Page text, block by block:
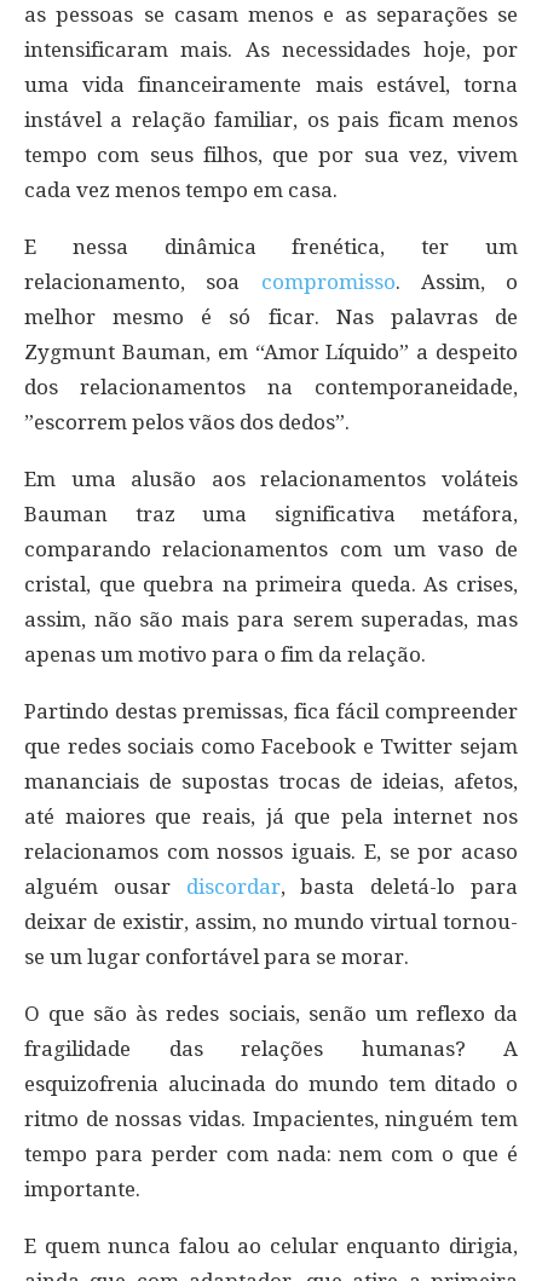
as pessoas se casam menos e as separações se
intensificaram mais. As necessidades hoje, por
uma vida financeiramente mais estável, torna
instável a relação familiar, os pais ficam menos
tempo com seus filhos, que por sua vez, vivem
cada vez menos tempo em casa.
E nessa dinâmica frenética, ter um
relacionamento, soa compromisso. Assim, o
melhor mesmo é só ficar. Nas palavras de
Zygmunt Bauman, em “Amor Líquido” a despeito
dos relacionamentos na contemporaneidade,
”escorrem pelos vãos dos dedos”.
Em uma alusão aos relacionamentos voláteis
Bauman traz uma significativa metáfora,
comparando relacionamentos com um vaso de
cristal, que quebra na primeira queda. As crises,
assim, não são mais para serem superadas, mas
apenas um motivo para o fim da relação.
Partindo destas premissas, fica fácil compreender
que redes sociais como Facebook e Twitter sejam
mananciais de supostas trocas de ideias, afetos,
até maiores que reais, já que pela internet nos
relacionamos com nossos iguais. E, se por acaso
alguém ousar discordar, basta deletá-lo para
deixar de existir, assim, no mundo virtual tornou-
se um lugar confortável para se morar.
O que são às redes sociais, senão um reflexo da
fragilidade das relações humanas? A
esquizofrenia alucinada do mundo tem ditado o
ritmo de nossas vidas. Impacientes, ninguém tem
tempo para perder com nada: nem com o que é
importante.
E quem nunca falou ao celular enquanto dirigia,